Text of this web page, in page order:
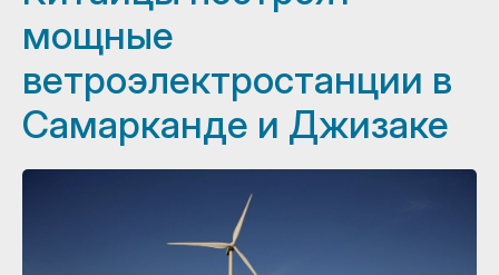
мощные
ветроэлектростанции в
Самарканде и Джизаке